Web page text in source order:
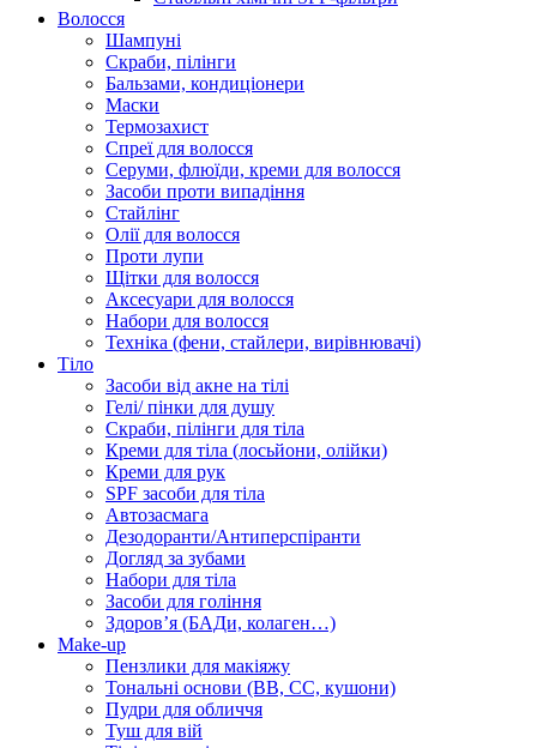
Волосся
Шампуні
Скраби, пілінги
Бальзами, кондиціонери
Маски
Термозахист
Спреї для волосся
Серуми, флюїди, креми для волосся
Засоби проти випадіння
Стайлінг
Олії для волосся
Проти лупи
Щітки для волосся
Аксесуари для волосся
Набори для волосся
Техніка (фени, стайлери, вирівнювачі)
Тіло
Засоби від акне на тілі
Гелі/ пінки для душу
Скраби, пілінги для тіла
Креми для тіла (лосьйони, олійки)
Креми для рук
SPF засоби для тіла
Автозасмага
Дезодоранти/Антиперспіранти
Догляд за зубами
Набори для тіла
Засоби для гоління
Здоровʼя (БАДи, колаген…)
Make-up
Пензлики для макіяжу
Тональні основи (BB, CC, кушони)
Пудри для обличчя
Туш для вій